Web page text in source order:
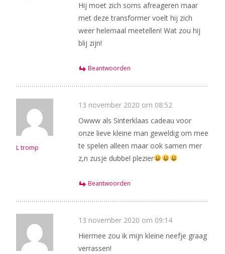
Hij moet zich soms afreageren maar
met deze transformer voelt hij zich
weer helemaal meetellen! Wat zou hij
blij zijn!
Beantwoorden
L tromp
13 november 2020 om 08:52
Owww als Sinterklaas cadeau voor
onze lieve kleine man geweldig om mee
te spelen alleen maar ook samen mer
z,n zusje dubbel plezier
Beantwoorden
13 november 2020 om 09:14
Hiermee zou ik mijn kleine neefje graag
verrassen!